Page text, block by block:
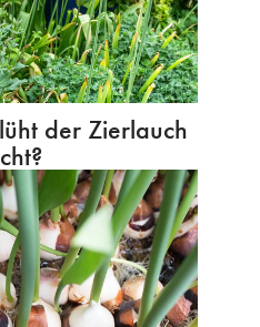
der Zierlauch